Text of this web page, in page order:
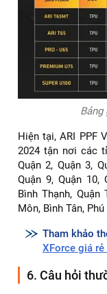
5.3. Bảng
ARI PPF VIỆT
cạnh tranh nhất
gói dịch vụ dán
nhau của khách
Dưới đây là bảng
♻️ Standard